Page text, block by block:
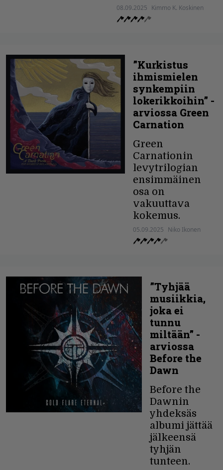
08.09.2025 Kimmo K. Koskinen
”Kurkistus
ihmismielen
synkempiin
lokerikkoihin” -
arviossa Green
Carnation
Green
Carnationin
levytrilogian
ensimmäinen
osa on
vakuuttava
kokemus.
05.09.2025 Niko Ikonen
”Tyhjää
musiikkia,
joka ei
tunnu
miltään” -
arviossa
Before the
Dawn
Before the
Dawnin
yhdeksäs
albumi jättää
jälkeensä
tyhjän
tunteen.